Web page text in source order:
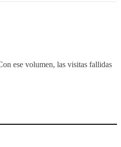
ese volumen, las visitas fallidas